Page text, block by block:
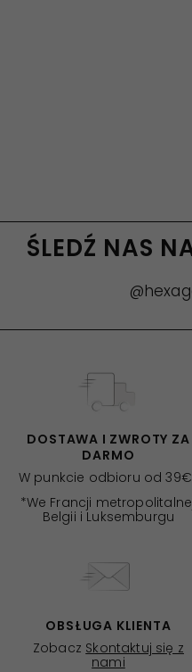
ŚLEDŹ NAS
DOSTAWA I ZWROTY ZA
DARMO
W punkcie odbioru od
*We Francji
Belgii i Luksemburgu
OBSŁUGA KLIENTA
Zobacz Skontaktuj się z
nami